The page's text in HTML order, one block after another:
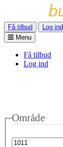
Få tilbud
Log ind
Menu
Få tilbud
Log ind
Område